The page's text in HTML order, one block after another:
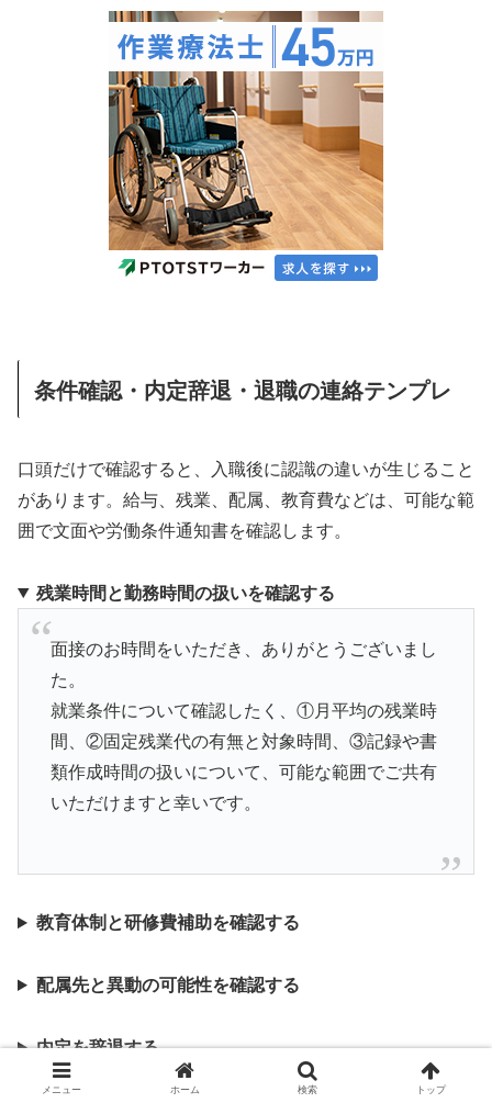
条件確認・内定辞退・退職の連絡テンプレ
口頭だけで確認すると、入職後に認識の違いが生じること
があります。給与、残業、配属、教育費などは、可能な範
囲で文面や労働条件通知書を確認します。
残業時間と勤務時間の扱いを確認する
面接のお時間をいただき、ありがとうございまし
た。
就業条件について確認したく、①月平均の残業時
間、②固定残業代の有無と対象時間、③記録や書
類作成時間の扱いについて、可能な範囲でご共有
いただけますと幸いです。
教育体制と研修費補助を確認する
配属先と異動の可能性を確認する
内定を辞退する
メニュー ホーム 検索 トップ